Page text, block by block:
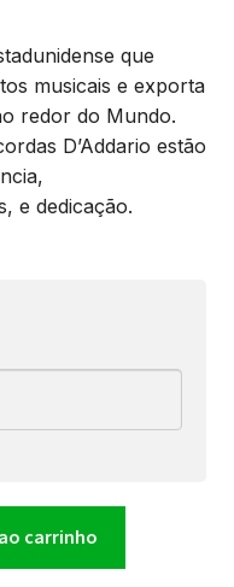
que
musicais e exporta
redor do Mundo.
D’Addario estão
e dedicação.
carrinho